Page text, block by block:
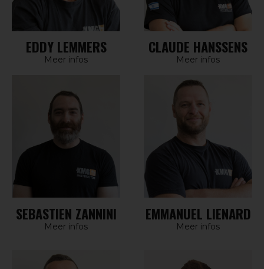
EDDY LEMMERS
Meer infos
CLAUDE HANSSENS
Meer infos
SEBASTIEN ZANNINI
Meer infos
EMMANUEL LIENARD
Meer infos